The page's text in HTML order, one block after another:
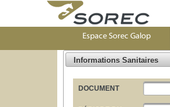
Espace Sorec Galop
Informations Sanitaires
DOCUMENT